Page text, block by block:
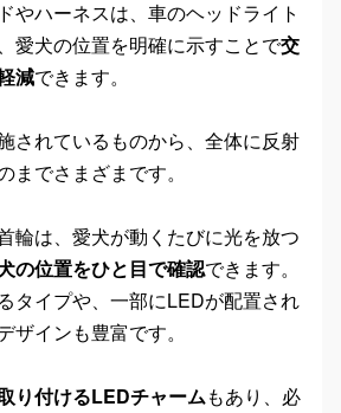
やハーネスは、車のヘッドライト
愛犬の位置を明確に示すことで交
減できます。
されているものから、全体に反射
までさまざまです。
輪は、愛犬が動くたびに光を放つ
の位置をひと目で確認できます。
タイプや、一部にLEDが配置され
ザインも豊富です。
り付けるLEDチャームもあり、必